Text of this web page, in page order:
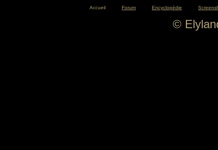
Accueil Forum Encyclopédie
©